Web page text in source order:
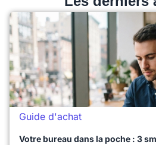
Guide d'achat
Votre bureau dans la poche : 3